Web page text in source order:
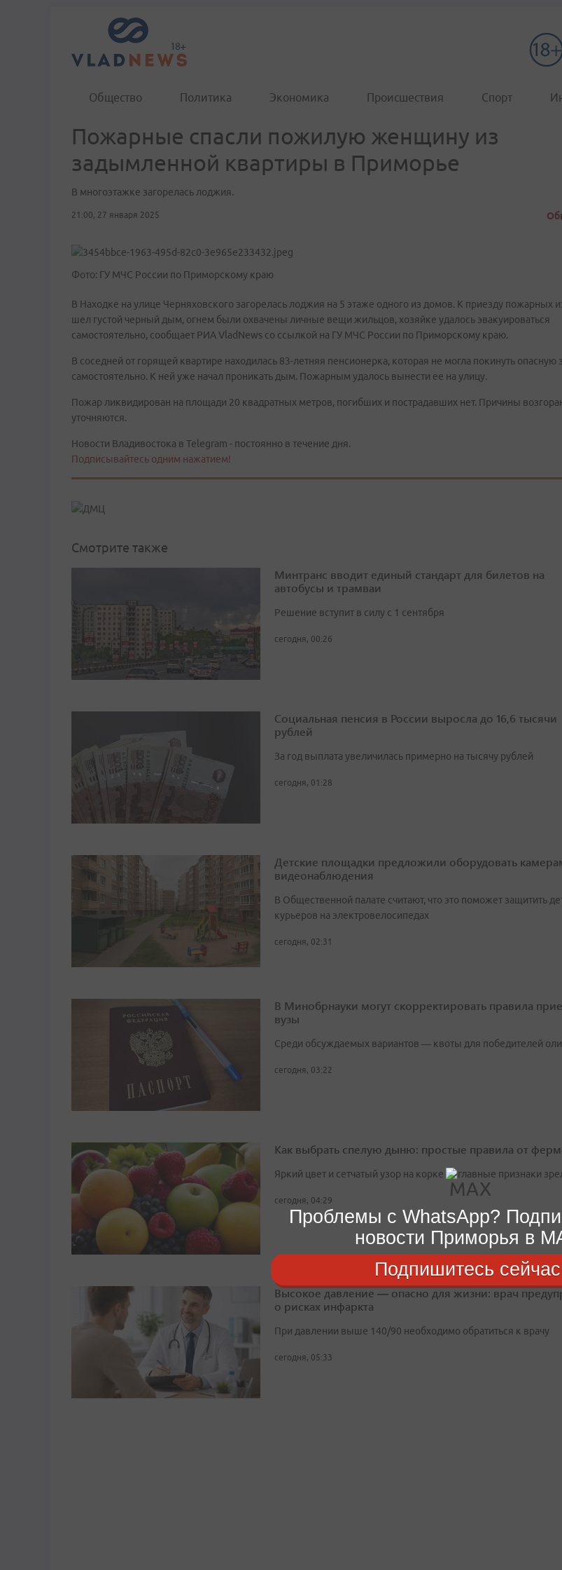
Общество Политика Экономика Происшествия Спорт
Пожарные спасли пожилую женщину из
задымленной квартиры в Приморье
В многоэтажке загорелась лоджия.
21:00, 27 января 2025
Фото: ГУ МЧС России по Приморскому краю
В Находке на улице Черняховского загорелась лоджия на 5 этаже одного из домов. К приезду пожарных
шел густой черный дым, огнем были охвачены личные вещи жильцов, хозяйке удалось эвакуироваться
самостоятельно, сообщает РИА VladNews со ссылкой на ГУ МЧС России по Приморскому краю.
В соседней от горящей квартире находилась 83-летняя пенсионерка, которая не могла покинуть опасную
самостоятельно. К ней уже начал проникать дым. Пожарным удалось вынести ее на улицу.
Пожар ликвидирован на площади 20 квадратных метров, погибших и пострадавших нет. Причины
уточняются.
Новости Владивостока в Telegram - постоянно в течение дня.
Подписывайтесь одним нажатием!
Смотрите также
Минтранс вводит единый стандарт для билетов на
автобусы и трамваи
Решение вступит в силу с 1 сентября
сегодня, 00:26
Социальная пенсия в России выросла до 16,6 тысячи
рублей
За год выплата увеличилась примерно на тысячу рублей
сегодня, 01:28
Детские площадки предложили оборудовать
видеонаблюдения
В Общественной палате считают, что это поможет защитить
курьеров на электровелосипедах
сегодня, 02:31
В Минобрнауки могут скорректировать правила
вузы
Среди обсуждаемых вариантов — квоты для победителей
сегодня, 03:22
Как выбрать спелую дыню: простые правила от
Яркий цвет и сетчатый узор на корке — главные признаки
сегодня, 04:29
Высокое давление — опасно для жизни: врач
о рисках инфаркта
При давлении выше 140/90 необходимо обратиться к врачу
сегодня, 05:33
Проблемы с WhatsApp?
новости Приморья в
Подпишитесь